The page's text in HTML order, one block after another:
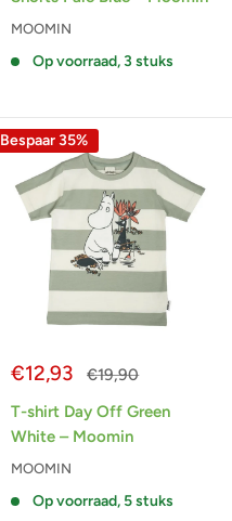
MOOMIN
Op voorraad, 3 stuks
Bespaar 35%
Actieprijs
€12,93
Normale
€19,90
T-shirt Day Off Green
White – Moomin
MOOMIN
Op voorraad, 5 stuks